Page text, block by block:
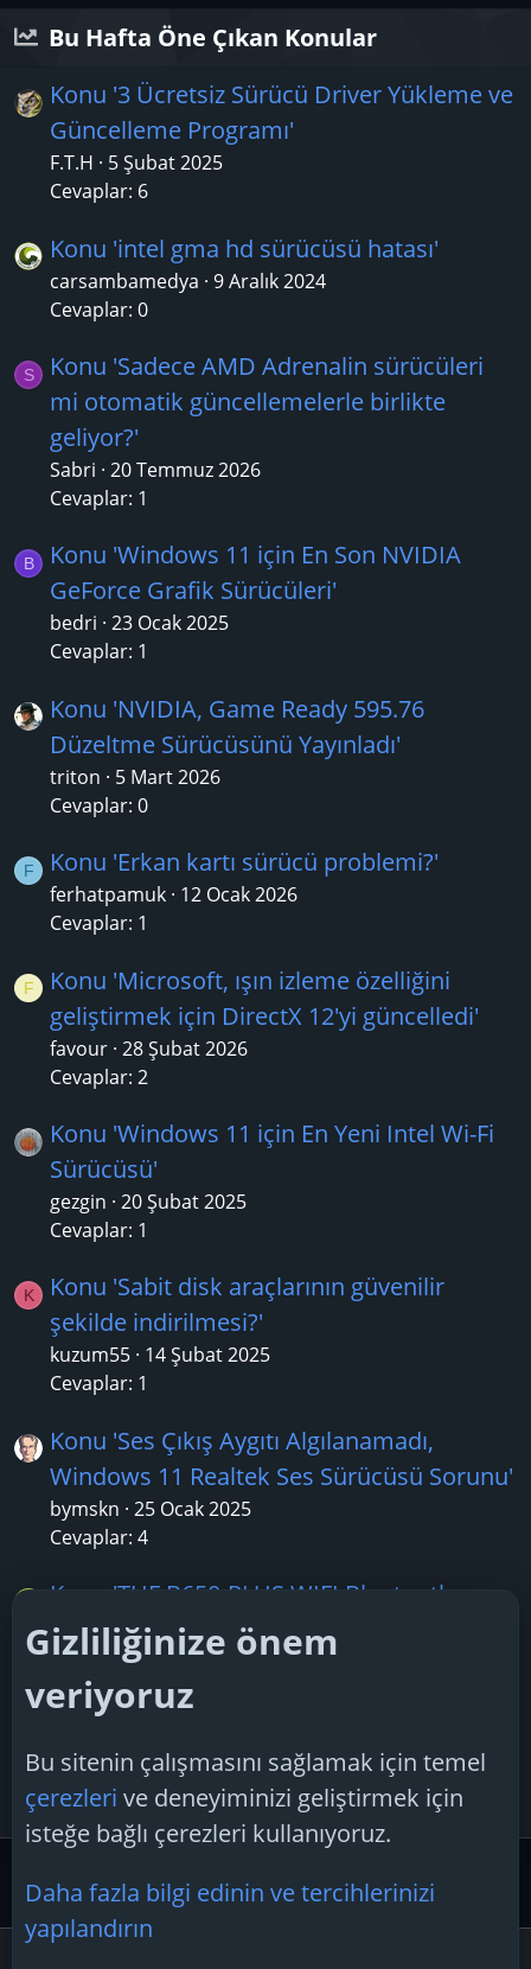
Bu Hafta Öne Çıkan Konular
Konu '3 Ücretsiz Sürücü Driver Yükleme ve
Güncelleme Programı'
F.T.H
5 Şubat 2025
Cevaplar: 6
Konu 'intel gma hd sürücüsü hatası'
carsambamedya 9 Aralık 2024
Cevaplar: 0
S
Konu 'Sadece AMD Adrenalin sürücüleri
mi otomatik güncellemelerle birlikte
geliyor?'
Sabri 20 Temmuz 2026
Cevaplar: 1
B
Konu 'Windows 11 için En Son NVIDIA
GeForce Grafik Sürücüleri'
bedri 23 Ocak 2025
Cevaplar: 1
Konu 'NVIDIA, Game Ready 595.76
Düzeltme Sürücüsünü Yayınladı'
triton
5 Mart 2026
Cevaplar: 0
F Konu 'Erkan kartı sürücü problemi?'
ferhatpamuk 12 Ocak 2026
Cevaplar: 1
F
Konu 'Microsoft, ışın izleme özelliğini
geliştirmek için DirectX 12'yi güncelledi'
favour 28 Şubat 2026
Cevaplar: 2
Konu 'Windows 11 için En Yeni Intel Wi-Fi
Sürücüsü'
gezgin 20 Şubat 2025
Cevaplar: 1
K
Konu 'Sabit disk araçlarının güvenilir
şekilde indirilmesi?'
kuzum55 14 Şubat 2025
Cevaplar: 1
Konu 'Ses Çıkış Aygıtı Algılanamadı,
Windows 11 Realtek Ses Sürücüsü Sorunu'
bymskn 25 Ocak 2025
Cevaplar: 4
Konu 'TUF B650-PLUS WIFI Bluetooth
sürücüsü yüklenmiyor?'
Bedd
5 Haziran 2026
Cevaplar: 0
D Konu 'USB Blu-Ray sürücüsü önerisi?'
dogukandal
10 Mayıs 2026
Cevaplar: 0
Donanım Desteği Sürücü Driver Desteği
Gizliliğinize önem
veriyoruz
Bu sitenin çalışmasını sağlamak için temel
çerezleri ve deneyiminizi geliştirmek için
isteğe bağlı çerezleri kullanıyoruz.
Daha fazla bilgi edinin ve tercihlerinizi
yapılandırın